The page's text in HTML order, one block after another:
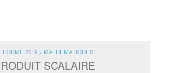
2019 > MATHÉMATIQUES
SCALAIRE